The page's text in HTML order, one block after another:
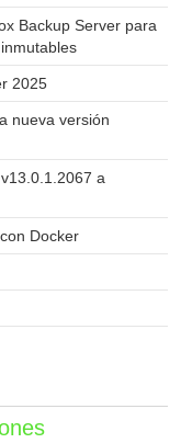
Backup Server para
2025
nueva versión
a
Docker